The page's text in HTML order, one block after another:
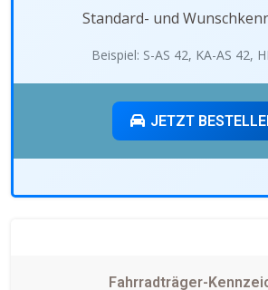
Standard- und
Beispiel: S-AS 42, KA-AS 42,
JETZT
Fahrradträger-